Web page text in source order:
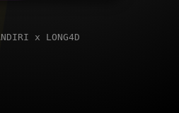
x LONG4D